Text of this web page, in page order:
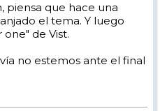
piensa que hace una
el tema. Y luego
de Vist.
no estemos ante el final